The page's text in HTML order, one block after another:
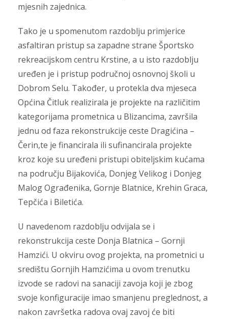
mjesnih zajednica.
Tako je u spomenutom razdoblju primjerice
asfaltiran pristup sa zapadne strane Športsko
rekreacijskom centru Krstine, a u isto razdoblju
uređen je i pristup područnoj osnovnoj školi u
Dobrom Selu. Također, u protekla dva mjeseca
Općina Čitluk realizirala je projekte na različitim
kategorijama prometnica u Blizancima, završila
jednu od faza rekonstrukcije ceste Dragićina –
Čerin,te je financirala ili sufinancirala projekte
kroz koje su uređeni pristupi obiteljskim kućama
na području Bijakovića, Donjeg Velikog i Donjeg
Malog Ograđenika, Gornje Blatnice, Krehin Graca,
Tepčića i Biletića.
U navedenom razdoblju odvijala se i
rekonstrukcija ceste Donja Blatnica – Gornji
Hamzići. U okviru ovog projekta, na prometnici u
središtu Gornjih Hamzićima u ovom trenutku
izvode se radovi na sanaciji zavoja koji je zbog
svoje konfiguracije imao smanjenu preglednost, a
nakon završetka radova ovaj zavoj će biti